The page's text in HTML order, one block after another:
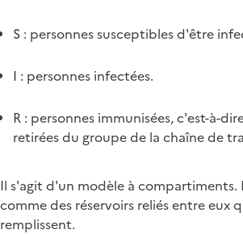
S : personnes susceptibles d'être
I : personnes infectées.
R : personnes immunisées, c'est-à-
retirées du groupe de la chaîne de
Il s'agit d'un modèle à
comme des réservoirs reliés entre eux
remplissent.